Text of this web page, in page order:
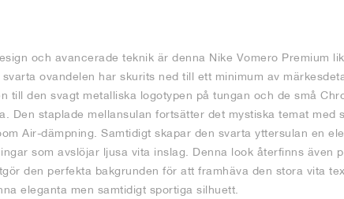
och avancerade teknik är denna Nike Vomero Premium
ovandelen har skurits ned till ett minimum av
till den svagt metalliska logotypen på tungan och de små
Den staplade mellansulan fortsätter det mystiska temat med
Air-dämpning. Samtidigt skapar den svarta yttersulan en
som avslöjar ljusa vita inslag. Denna look återfinns även
den perfekta bakgrunden för att framhäva den stora vita
eleganta men samtidigt sportiga silhuett.